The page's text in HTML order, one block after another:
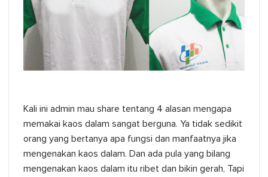
Kali ini admin mau share tentang 4 alasan mengapa
memakai kaos dalam sangat berguna. Ya tidak sedikit
orang yang bertanya apa fungsi dan manfaatnya jika
mengenakan kaos dalam. Dan ada pula yang bilang
mengenakan kaos dalam itu ribet dan bikin gerah, Tapi